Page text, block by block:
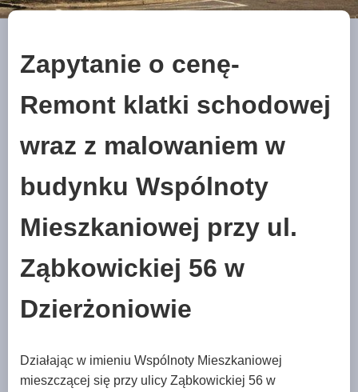
Zapytanie o cenę-
Remont klatki schodowej
wraz z malowaniem w
budynku Wspólnoty
Mieszkaniowej przy ul.
Ząbkowickiej 56 w
Dzierżoniowie
Działając w imieniu Wspólnoty Mieszkaniowej
mieszczącej się przy ulicy Ząbkowickiej 56 w